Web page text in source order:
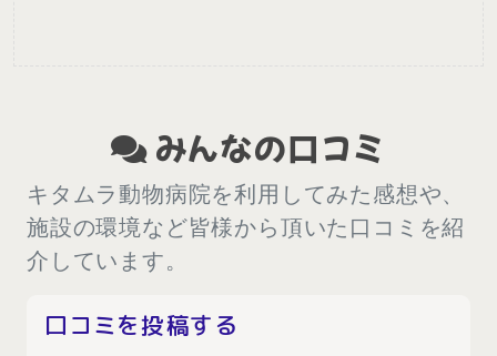
みんなの口コミ
キタムラ動物病院を利用してみた感想や、
施設の環境など皆様から頂いた口コミを紹
介しています。
口コミを投稿する